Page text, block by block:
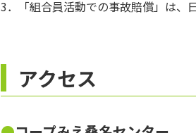
3．「組合員活動での事故賠償」は、
アクセス